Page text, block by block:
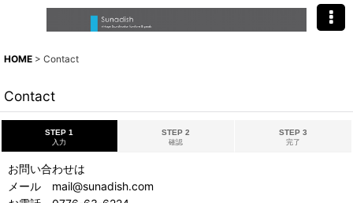
HOME > Contact
Contact
STEP 1
入力
STEP 2
確認
STEP 3
完了
お問い合わせは
メール mail@sunadish.com